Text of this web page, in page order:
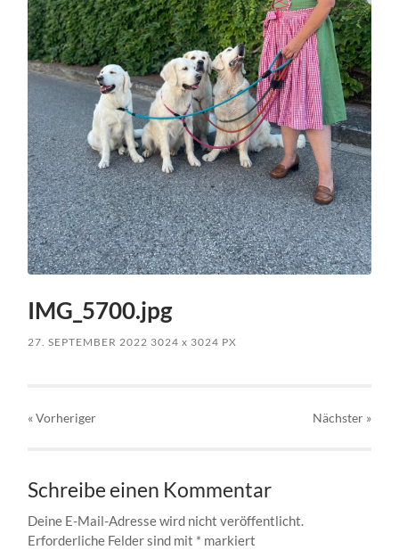
IMG_5700.jpg
27. SEPTEMBER 2022 3024x 3024 PX
« Vorheriger Nächster »
Schreibe einen Kommentar
Deine E-Mail-Adresse wird nicht veröffentlicht.
Erforderliche Felder sind mit * markiert